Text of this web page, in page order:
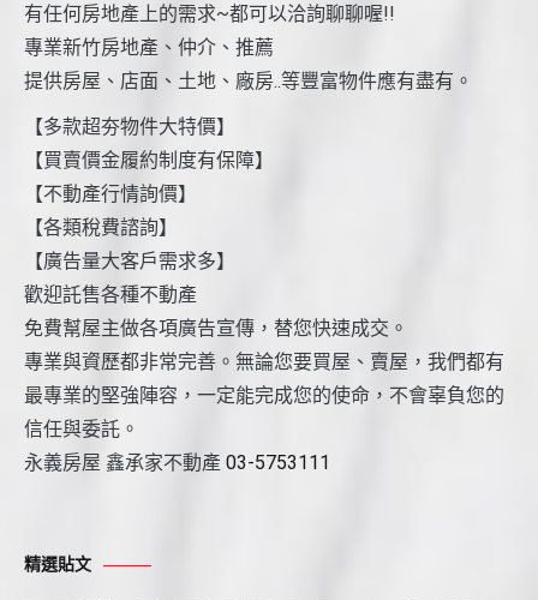
有任何房地產上的需求~都可以洽詢聊聊喔!!
專業新竹房地產、仲介、推薦
提供房屋、店面、土地、廠房..等豐富物件應有盡有。
【多款超夯物件大特價】
【買賣價金履約制度有保障】
【不動產行情詢價】
【各類稅費諮詢】
【廣告量大客戶需求多】
歡迎託售各種不動產
免費幫屋主做各項廣告宣傳，替您快速成交。
專業與資歷都非常完善。無論您要買屋、賣屋，我們都有
最專業的堅強陣容，一定能完成您的使命，不會辜負您的
信任與委託。
永義房屋 鑫承家不動產 03-5753111
精選貼文